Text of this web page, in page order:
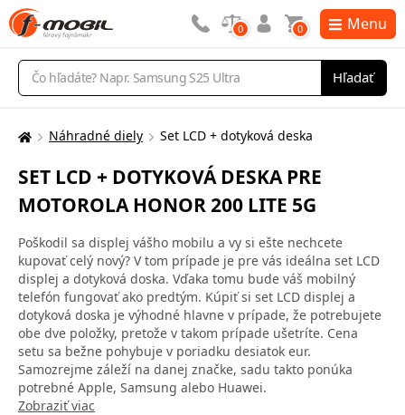
Vyhľadávanie
Hľadať
0 0 Menu
Tu
nachádzate:
Náhradné diely Set LCD + dotyková deska
SET LCD + DOTYKOVÁ DESKA PRE
MOTOROLA HONOR 200 LITE 5G
Poškodil sa displej vášho mobilu a vy si ešte nechcete
kupovať celý nový? V tom prípade je pre vás ideálna set LCD
displej a dotyková doska. Vďaka tomu bude váš mobilný
telefón fungovať ako predtým. Kúpiť si set LCD displej a
dotyková doska je výhodné hlavne v prípade, že potrebujete
obe dve položky, pretože v takom prípade ušetríte. Cena
setu sa bežne pohybuje v poriadku desiatok eur.
Samozrejme záleží na danej značke, sadu takto ponúka
potrebné Apple, Samsung alebo Huawei.
Zobraziť viac